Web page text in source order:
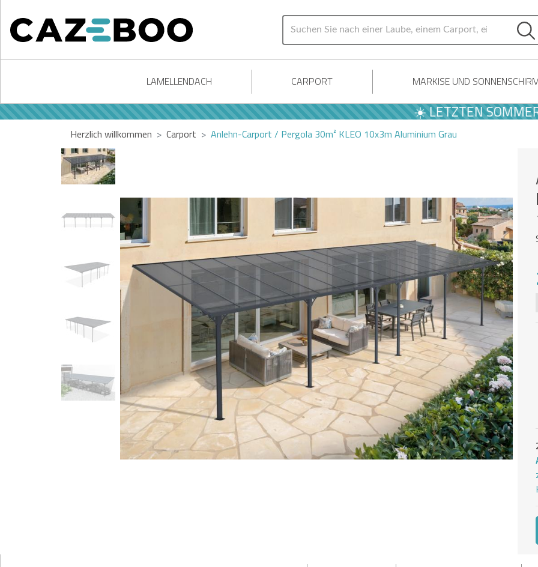
LAMELLENDACH CARPORT MARKISE UND
☀️ LETZTEN SOMMER
Herzlich willkommen Carport Anlehn-Carport / Pergola 30m² KLEO 10x3m Aluminium Grau